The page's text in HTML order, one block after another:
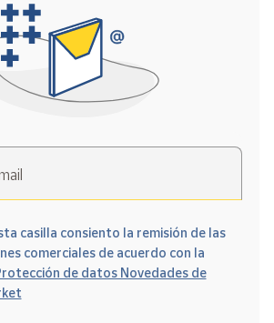
casilla consiento la remisión de las
comerciales de acuerdo con la
de datos Novedades de